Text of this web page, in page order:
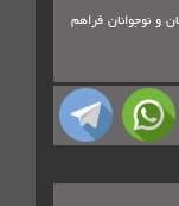
و نوجوانان فراهم